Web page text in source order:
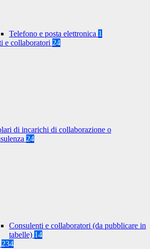
Telefono e posta elettronica 1
e collaboratori 24
di incarichi di collaborazione o
24
Consulenti e collaboratori (da pubblicare in
tabelle) 14
234